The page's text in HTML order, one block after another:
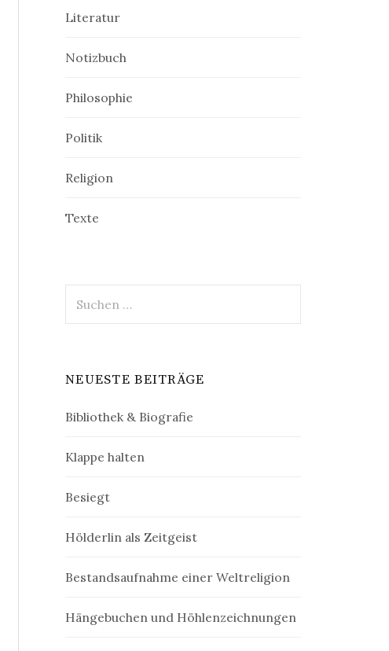
Literatur
Notizbuch
Philosophie
Politik
Religion
Texte
nach:
NEUESTE BEITRÄGE
Bibliothek & Biografie
Klappe halten
Besiegt
Hölderlin als Zeitgeist
Bestandsaufnahme einer Weltreligion
Hängebuchen und Höhlenzeichnungen